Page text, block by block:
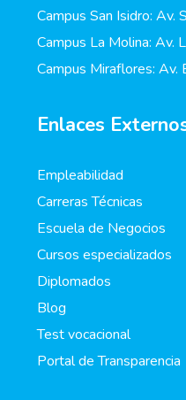
Campus San Isidro: Av.
Campus La Molina: Av.
Campus Miraflores: Av.
Enlaces
Empleabilidad
Carreras Técnicas
Escuela de Negocios
Cursos especializados
Diplomados
Blog
Test vocacional
Portal de Transparencia